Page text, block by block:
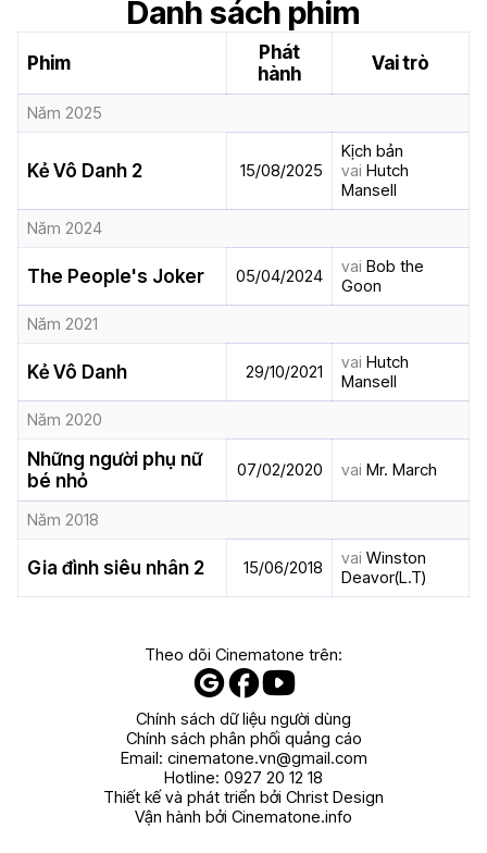
Danh sách phim
Phim
Phát
hành
Vai trò
Năm 2025
Kẻ Vô Danh 2 15/08/2025
Kịch bản
vai Hutch
Mansell
Năm 2024
The People's Joker 05/04/2024 vai Bob the
Goon
Năm 2021
Kẻ Vô Danh 29/10/2021 vai Hutch
Mansell
Năm 2020
Những người phụ nữ
bé nhỏ
07/02/2020 vai Mr. March
Năm 2018
Gia đình siêu nhân 2 15/06/2018 vai Winston
Deavor(L.T)
Theo dõi Cinematone trên:
Chính sách dữ liệu người dùng
Chính sách phân phối quảng cáo
Email: cinematone.vn@gmail.com
Hotline: 0927 20 12 18
Thiết kế và phát triển bởi Christ Design
Vận hành bởi Cinematone.info